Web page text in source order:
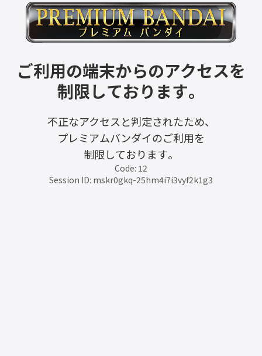
ご利用の端末からのアクセスを
制限しております。
不正なアクセスと判定されたため、
プレミアムバンダイのご利用を
制限しております。
Code: 12
Session ID: mskr0gkq-25hm4i7i3vyf2k1g3